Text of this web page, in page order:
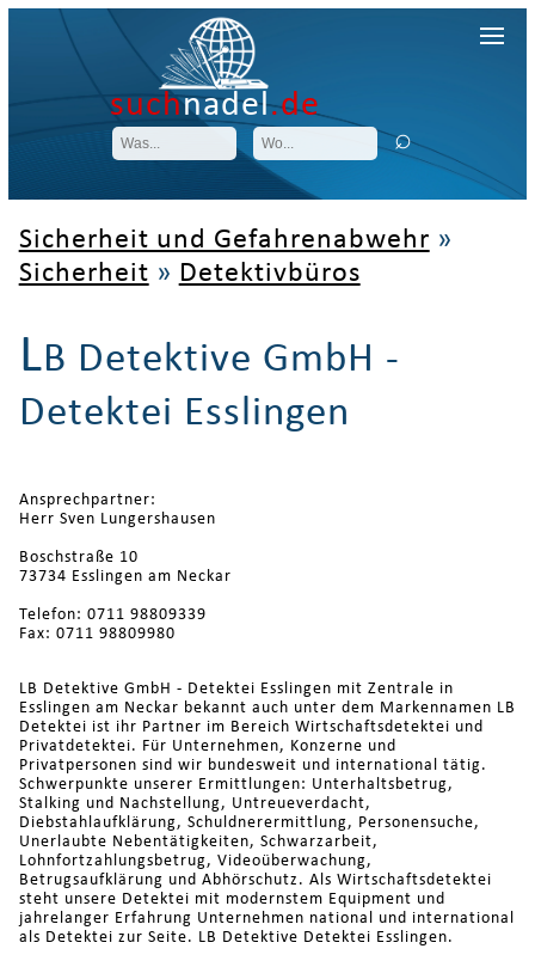
suchnadel.de
Sicherheit und Gefahrenabwehr »
Sicherheit » Detektivbüros
LB Detektive GmbH -
Detektei Esslingen
Ansprechpartner:
Herr Sven Lungershausen
Boschstraße 10
73734 Esslingen am Neckar
Telefon: 0711 98809339
Fax: 0711 98809980
LB Detektive GmbH - Detektei Esslingen mit Zentrale in
Esslingen am Neckar bekannt auch unter dem Markennamen LB
Detektei ist ihr Partner im Bereich Wirtschaftsdetektei und
Privatdetektei. Für Unternehmen, Konzerne und
Privatpersonen sind wir bundesweit und international tätig.
Schwerpunkte unserer Ermittlungen: Unterhaltsbetrug,
Stalking und Nachstellung, Untreueverdacht,
Diebstahlaufklärung, Schuldnerermittlung, Personensuche,
Unerlaubte Nebentätigkeiten, Schwarzarbeit,
Lohnfortzahlungsbetrug, Videoüberwachung,
Betrugsaufklärung und Abhörschutz. Als Wirtschaftsdetektei
steht unsere Detektei mit modernstem Equipment und
jahrelanger Erfahrung Unternehmen national und international
als Detektei zur Seite. LB Detektive Detektei Esslingen.